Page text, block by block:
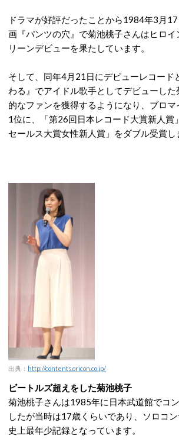
ドラマが好評だったことから1984年3月
画『パンツの穴』で菊池桃子さんはヒロイ
リーンデビューを果たしています。
そして、同年4月21日にデビューレコード
わる』でアイドル歌手としてデビューし
的なファンを獲得するようになり、ブロ
1位に、「第26回日本レコード大賞新人賞
セールス大賞女性新人賞」をダブル受賞し
出典： http://contents.oricon.co.jp/
ビートルズ超えをした菊池桃子
菊池桃子さんは1985年に日本武道館でコ
したが当時は17歳くらいであり、ソロコ
史上最年少記録となっています。